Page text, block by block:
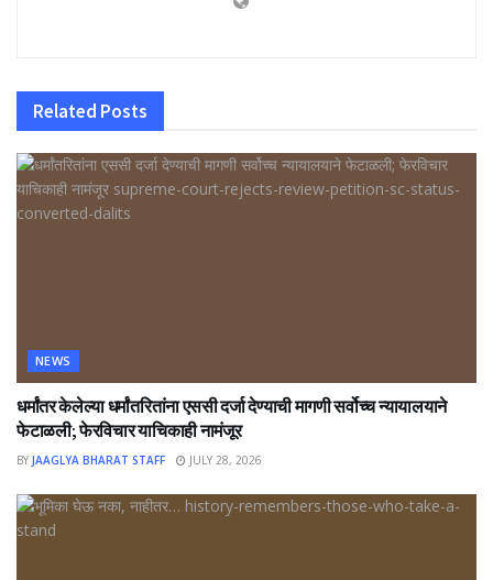
Related Posts
NEWS
धर्मांतर केलेल्या धर्मांतरितांना एससी दर्जा देण्याची मागणी सर्वोच्च न्यायालयाने
फेटाळली; फेरविचार याचिकाही नामंजूर
BY JAAGLYA BHARAT STAFF JULY 28, 2026